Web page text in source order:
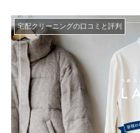
宅配クリーニングの口コミと評判